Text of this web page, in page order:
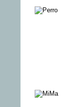
Coffy – Die
Raubkatze
VON KRIEG
UND LIEBE